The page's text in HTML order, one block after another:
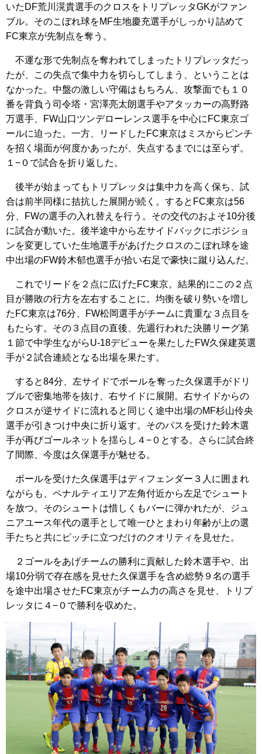
いたDF荒川滉貴選手のクロスをトリプレッタGKがファン
ブル。そのこぼれ球をMF生地慶充選手がしっかり詰めて
FC東京が先制点を奪う。
不運な形で先制点を奪われてしまったトリプレッタだっ
たが、この失点で集中力を切らしてしまう、ということは
なかった。中盤の激しい守備はもちろん、攻撃面でも１０
番を背負う司令塔・宮澤亮太朗選手やアタッカーの高野路
万選手、FW山口ツンデローレンス選手を中心にFC東京ゴ
ールに迫った。一方、リードしたFC東京はミスからピンチ
を招く場面が何度かあったが、失点するまでには至らず。
１−０で試合を折り返した。
後半が始まってもトリプレッタは集中力を高く保ち、試
合は前半同様に拮抗した展開が続く。するとFC東京は56
分、FWの選手の入れ替えを行う。その交代のおよそ10分後
に試合が動いた。後半途中から左サイドバックにポジショ
ンを変更していた生地選手があげたクロスのこぼれ球を途
中出場のFW鈴木郁也選手が拾い右足で豪快に蹴り込んだ。
これでリードを２点に広げたFC東京。結果的にこの２点
目が勝敗の行方を左右することに。均衡を破り勢いを増し
たFC東京は76分、FW松岡選手がチームに貴重な３点目を
もたらす。その３点目の直後、先週行われた決勝リーグ第
１節で中学生ながらU-18デビューを果たしたFW久保建英選
手が２試合連続となる出場を果たす。
すると84分、左サイドでボールを奪った久保選手がドリ
ブルで密集地帯を抜け、右サイドに展開。右サイドからの
クロスが逆サイドに流れると同じく途中出場のMF杉山伶央
選手が引きつけ中央に折り返す。そのパスを受けた鈴木選
手が再びゴールネットを揺らし４−０とする。さらに試合終
了間際、今度は久保選手が魅せる。
ボールを受けた久保選手はディフェンダー３人に囲まれ
ながらも、ペナルティエリア左角付近から左足でシュート
を放つ。そのシュートは惜しくもバーに弾かれたが、ジュ
ニアユース年代の選手として唯一ひとまわり年齢が上の選
手たちと共にピッチに立つだけのクオリティを見せた。
２ゴールをあげチームの勝利に貢献した鈴木選手や、出
場10分弱で存在感を見せた久保選手を含め総勢９名の選手
を途中出場させたFC東京がチーム力の高さを見せ、トリプ
レッタに４−０で勝利を収めた。